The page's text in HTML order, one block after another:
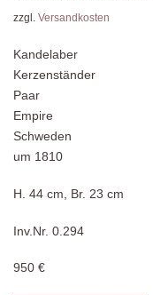
zzgl. Versandkosten
Kandelaber
Kerzenständer
Paar
Empire
Schweden
um 1810
H. 44 cm, Br. 23 cm
Inv.Nr. 0.294
950 €